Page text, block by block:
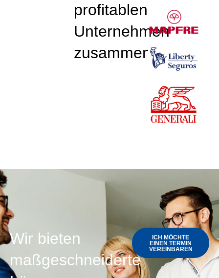
profitablen
Unternehmen
zusammen
Wir bieten
maßgeschneiderte
ICH MÖCHTE
EINEN TERMIN
VEREINBAREN